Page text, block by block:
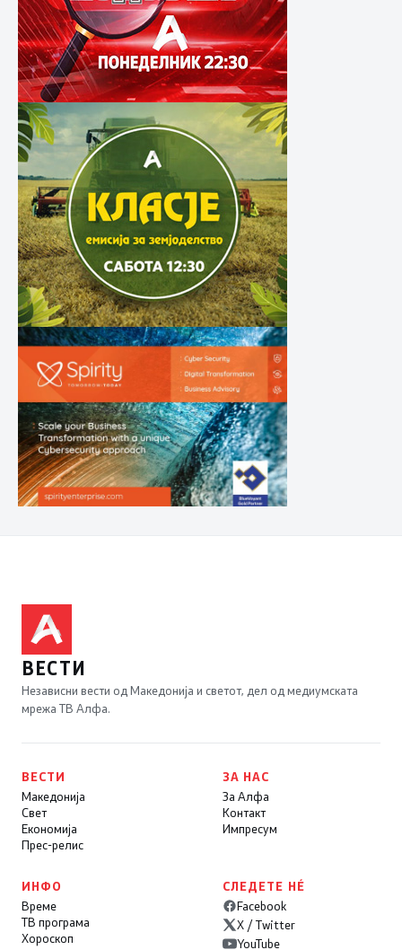
ВЕСТИ
Независни вести од Македонија и светот, дел од медиумската
мрежа ТВ Алфа.
ВЕСТИ
Македонија
Свет
Економија
Прес-релис
ЗА НАС
За Алфа
Контакт
Импресум
ИНФО
Време
ТВ програма
Хороскоп
СЛЕДЕТЕ НÉ
Facebook
X / Twitter
YouTube